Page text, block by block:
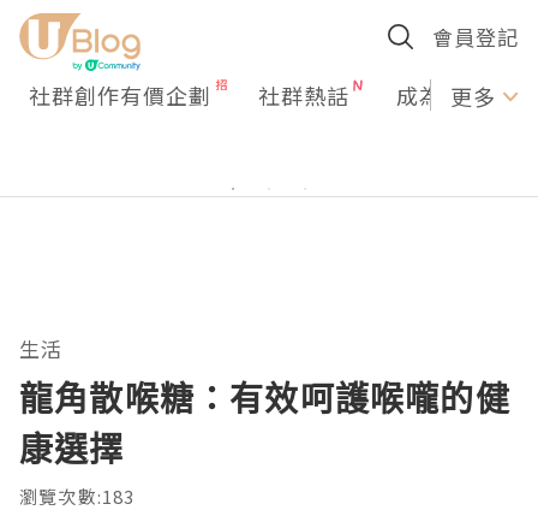
會員登記
社群創作有價企劃 社群熱話 成為U更多
生活
龍角散喉糖：有效呵護喉嚨的健
康選擇
瀏覽次數:183